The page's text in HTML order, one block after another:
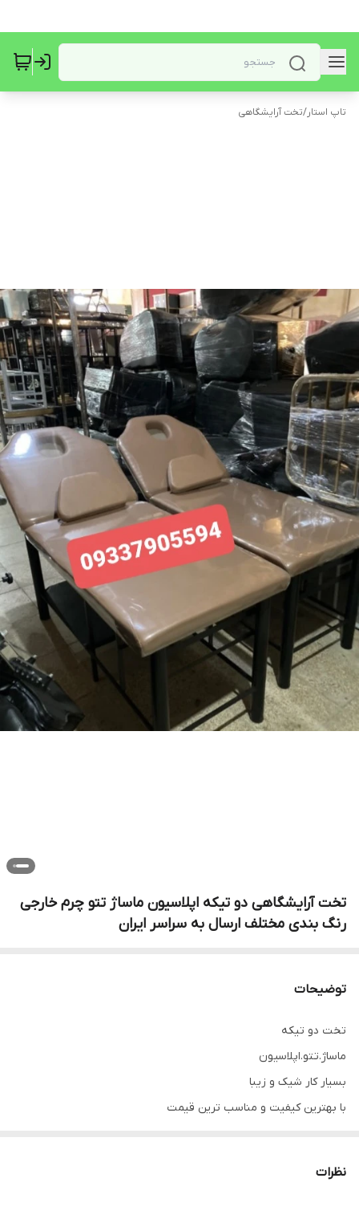
تاپ استار/تخت آرایشگاهی
تخت آرایشگاهی دو تیکه اپلاسیون ماساژ تتو چرم خارجی
رنگ بندی مختلف ارسال به سراسر ایران
توضیحات
تخت دو تیکه
ماساژ.تتو.اپلاسیون
بسیار کار شیک و زیبا
با بهترین کیفیت و مناسب ترین قیمت
چرم کار چرم خارجی
نظرات